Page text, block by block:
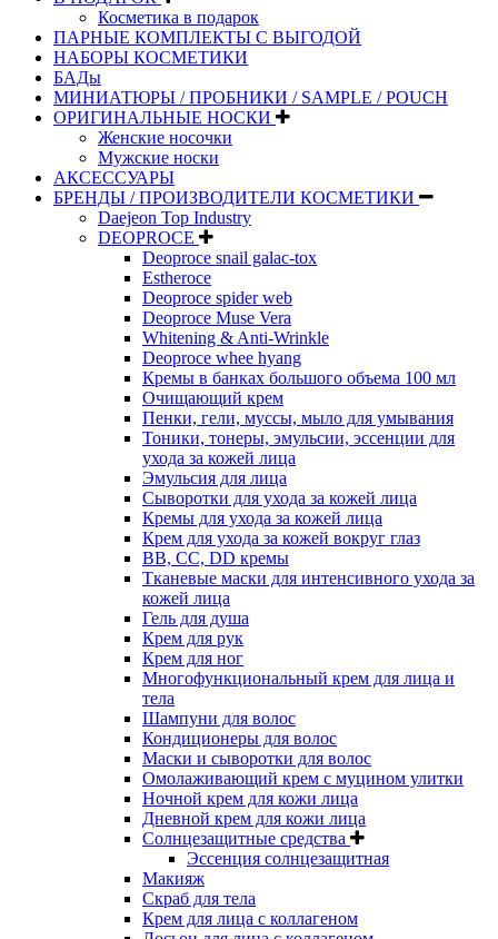
Косметика в подарок
ПАРНЫЕ КОМПЛЕКТЫ С ВЫГОДОЙ
НАБОРЫ КОСМЕТИКИ
БАДы
МИНИАТЮРЫ / ПРОБНИКИ / SAMPLE / POUCH
ОРИГИНАЛЬНЫЕ НОСКИ
Женские носочки
Мужские носки
АКСЕССУАРЫ
БРЕНДЫ / ПРОИЗВОДИТЕЛИ КОСМЕТИКИ
Daejeon Top Industry
DEOPROCE
Deoproce snail galac-tox
Estheroce
Deoproce spider web
Deoproce Muse Vera
Whitening & Anti-Wrinkle
Deoproce whee hyang
Кремы в банках большого объема 100 мл
Очищающий крем
Пенки, гели, муссы, мыло для умывания
Тоники, тонеры, эмульсии, эссенции для
ухода за кожей лица
Эмульсия для лица
Сыворотки для ухода за кожей лица
Кремы для ухода за кожей лица
Крем для ухода за кожей вокруг глаз
BB, CC, DD кремы
Тканевые маски для интенсивного ухода за
кожей лица
Гель для душа
Крем для рук
Крем для ног
Многофункциональный крем для лица и
тела
Шампуни для волос
Кондиционеры для волос
Маски и сыворотки для волос
Омолаживающий крем с муцином улитки
Ночной крем для кожи лица
Дневной крем для кожи лица
Солнцезащитные средства
Эссенция солнцезащитная
Макияж
Скраб для тела
Крем для лица с коллагеном